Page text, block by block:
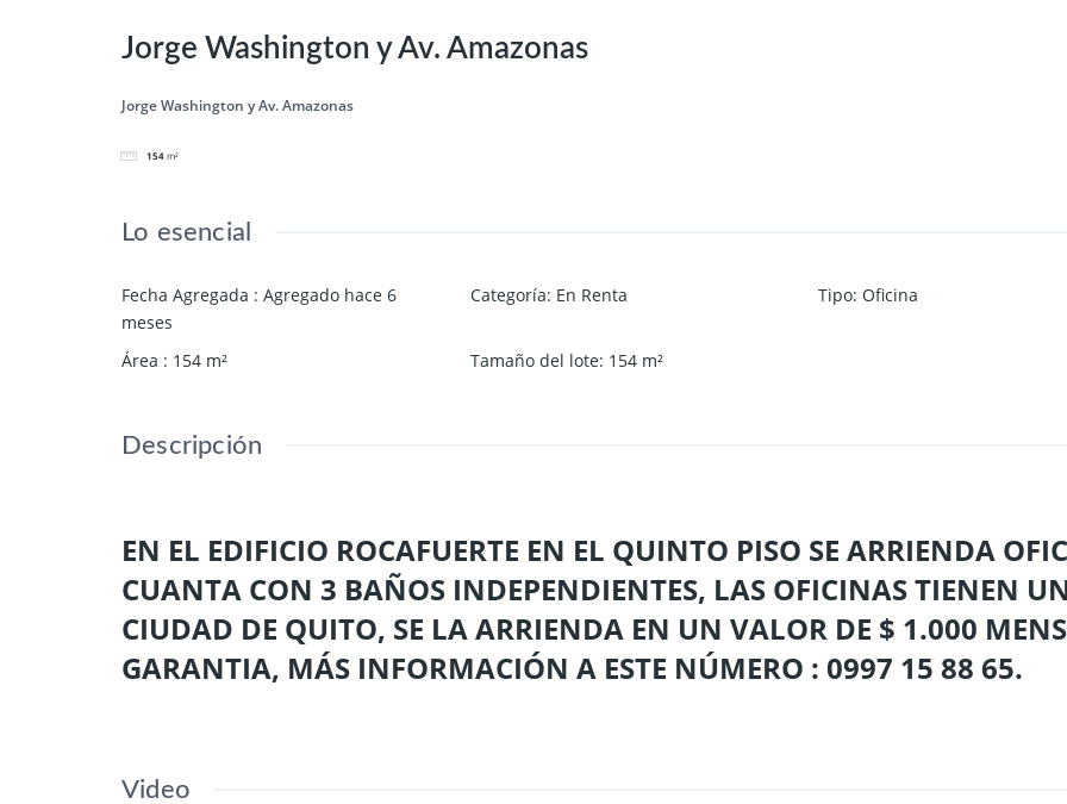
Jorge Washington y Av. Amazonas
Jorge Washington y Av. Amazonas
154 m²
Lo esencial
Fecha Agregada : Agregado hace 6
meses
Categoría: En Renta Tipo: Oficina
Área : 154 m² Tamaño del lote: 154 m²
Descripción
EN EL EDIFICIO ROCAFUERTE EN EL QUINTO PISO SE ARRIENDA
CUANTA CON 3 BAÑOS INDEPENDIENTES, LAS OFICINAS TIENEN
CIUDAD DE QUITO, SE LA ARRIENDA EN UN VALOR DE $ 1.000
GARANTIA, MÁS INFORMACIÓN A ESTE NÚMERO : 0997 15 88 65.
Video